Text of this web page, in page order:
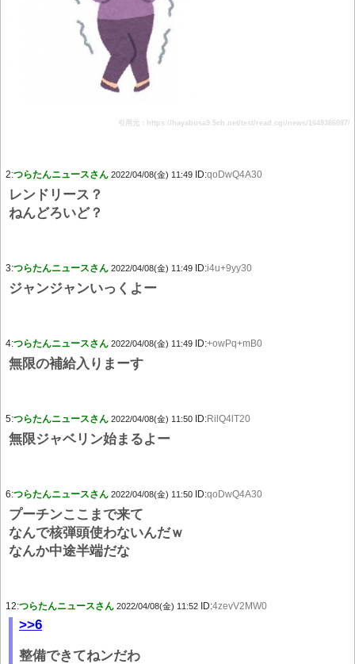
引用元：https://hayabusa9.5ch.net/test/read.cgi/news/1649386087/
2:つらたんニュースさん 2022/04/08(金) 11:49 ID:qoDwQ4A30
レンドリース？
ねんどろいど？
3:つらたんニュースさん 2022/04/08(金) 11:49 ID:i4u+9yy30
ジャンジャンいっくよー
4:つらたんニュースさん 2022/04/08(金) 11:49 ID:+owPq+mB0
無限の補給入りまーす
5:つらたんニュースさん 2022/04/08(金) 11:50 ID:RilQ4lT20
無限ジャベリン始まるよー
6:つらたんニュースさん 2022/04/08(金) 11:50 ID:qoDwQ4A30
プーチンここまで来て
なんで核弾頭使わないんだｗ
なんか中途半端だな
12:つらたんニュースさん 2022/04/08(金) 11:52 ID:4zevV2MW0
>>6
整備できてねンだわ